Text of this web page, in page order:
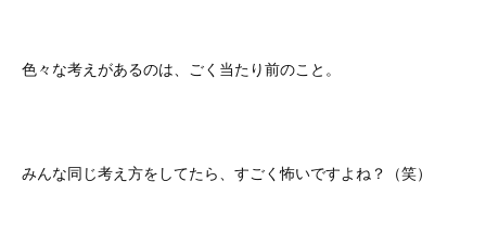
色々な考えがあるのは、ごく当たり前のこと。
みんな同じ考え方をしてたら、すごく怖いですよね？（笑）